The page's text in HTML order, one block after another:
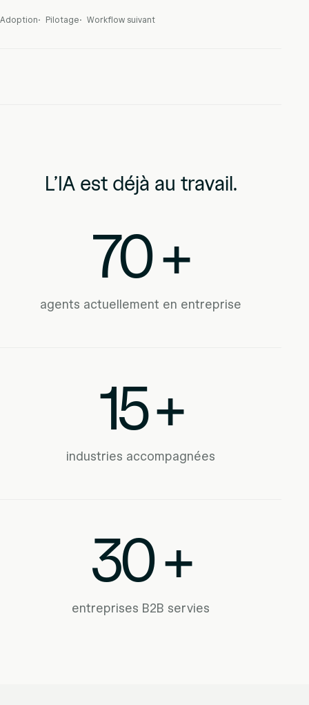
Adoption Pilotage Workflow suivant
L’IA est déjà au travail.
agents actuellement en entreprise
70+
industries accompagnées
15+
entreprises B2B servies
30+